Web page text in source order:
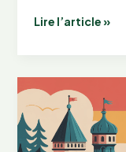
Les
guide
de
voyage
dans
Lire l’article »